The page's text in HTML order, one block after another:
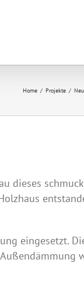
Home Projekte
dieses
eingesetzt.